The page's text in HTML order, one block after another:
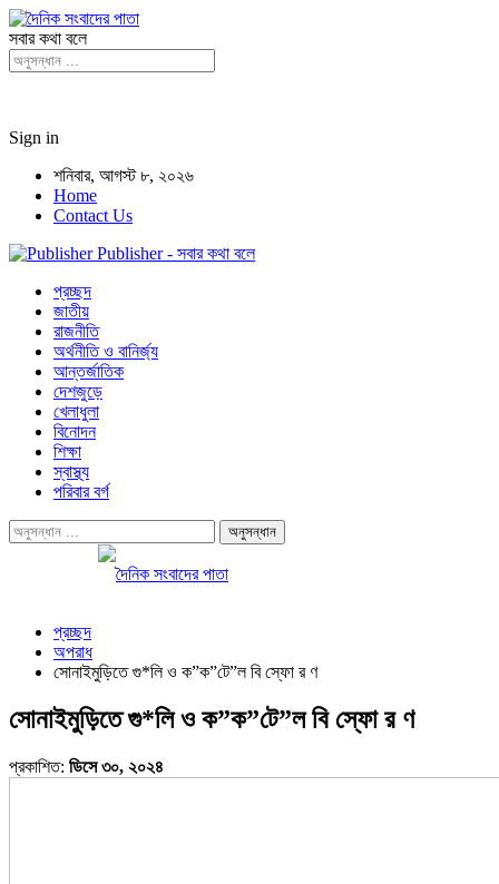
সবার কথা বলে
Sign in
শনিবার, আগস্ট ৮, ২০২৬
Home
Contact Us
Publisher - সবার কথা বলে
প্রচ্ছদ
জাতীয়
রাজনীতি
অর্থনীতি ও বানির্জ্য
আন্তর্জাতিক
দেশজুড়ে
খেলাধুলা
বিনোদন
শিক্ষা
স্বাস্থ্য
পরিবার বর্গ
প্রচ্ছদ
অপরাধ
সোনাইমুড়িতে গু*লি ও ক”ক”টে”ল বি স্ফো র ণ
সোনাইমুড়িতে গু*লি ও ক”ক”টে”ল বি স্ফো র ণ
প্রকাশিত: ডিসে ৩০, ২০২৪